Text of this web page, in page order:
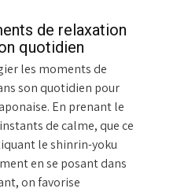
de relaxation
quotidien
les moments de
son quotidien pour
En prenant le
de calme, que ce
le shinrin-yoku
en se posant dans
on favorise